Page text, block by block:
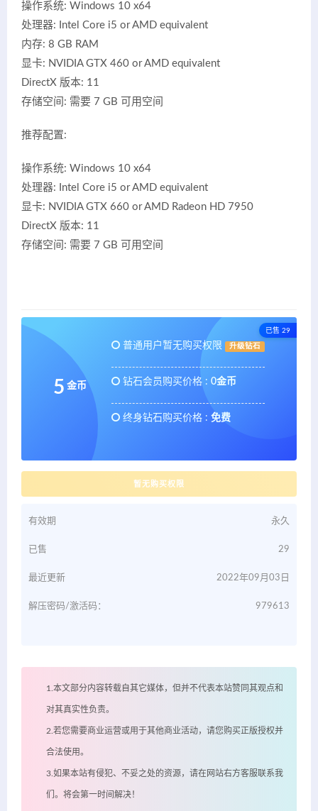
操作系统: Windows 10 x64
处理器: Intel Core i5 or AMD equivalent
内存: 8 GB RAM
显卡: NVIDIA GTX 460 or AMD equivalent
DirectX 版本: 11
存储空间: 需要 7 GB 可用空间
推荐配置:
操作系统: Windows 10 x64
处理器: Intel Core i5 or AMD equivalent
显卡: NVIDIA GTX 660 or AMD Radeon HD 7950
DirectX 版本: 11
存储空间: 需要 7 GB 可用空间
已售 29
5 金币
普通用户暂无购买权限 升级钻石
钻石会员购买价格 : 0金币
终身钻石购买价格 : 免费
暂无购买权限
有效期 永久
已售 29
最近更新 2022年09月03日
解压密码/激活码： 979613
1.本文部分内容转载自其它媒体，但并不代表本站赞同其观点和
对其真实性负责。
2.若您需要商业运营或用于其他商业活动，请您购买正版授权并
合法使用。
3.如果本站有侵犯、不妥之处的资源，请在网站右方客服联系我
们。将会第一时间解决！